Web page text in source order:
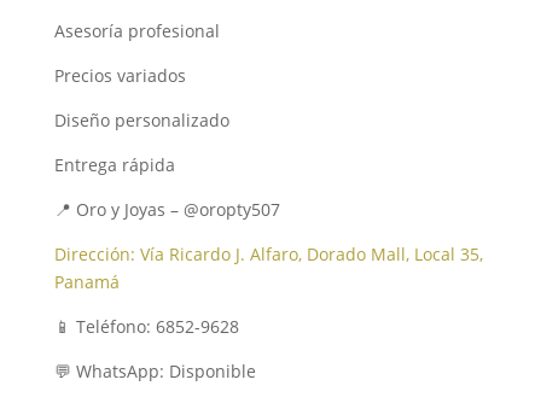
Asesoría profesional
Precios variados
Diseño personalizado
Entrega rápida
📍 Oro y Joyas – @oropty507
Dirección: Vía Ricardo J. Alfaro, Dorado Mall, Local 35,
Panamá
📱 Teléfono: 6852-9628
💬 WhatsApp: Disponible